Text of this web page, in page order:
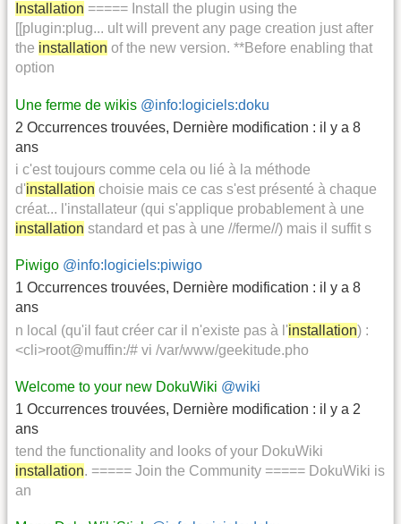
Installation ===== Install the plugin using the
[[plugin:plug... ult will prevent any page creation just after
the installation of the new version. **Before enabling that
option
Une ferme de wikis @info:logiciels:doku
2 Occurrences trouvées, Dernière modification : il y a 8
ans
i c'est toujours comme cela ou lié à la méthode
d'installation choisie mais ce cas s'est présenté à chaque
créat... l'installateur (qui s'applique probablement à une
installation standard et pas à une //ferme//) mais il suffit s
Piwigo @info:logiciels:piwigo
1 Occurrences trouvées, Dernière modification : il y a 8
ans
n local (qu'il faut créer car il n'existe pas à l'installation) :
<cli>root@muffin:/# vi /var/www/geekitude.pho
Welcome to your new DokuWiki @wiki
1 Occurrences trouvées, Dernière modification : il y a 2
ans
tend the functionality and looks of your DokuWiki
installation. ===== Join the Community ===== DokuWiki is
an